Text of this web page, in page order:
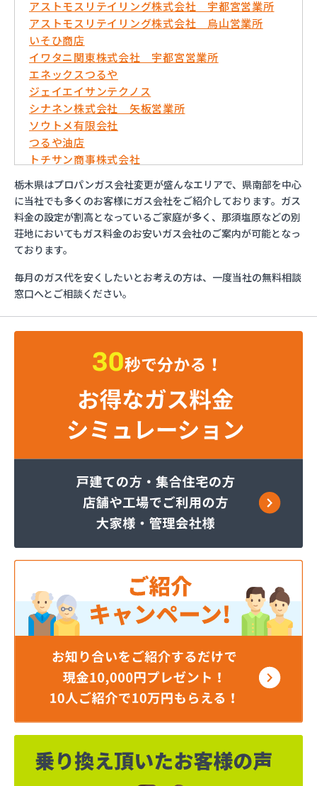
アストモスリテイリング株式会社 宇都宮営業所
アストモスリテイリング株式会社 烏山営業所
いそひ商店
イワタニ関東株式会社 宇都宮営業所
エネックスつるや
ジェイエイサンテクノス
シナネン株式会社 矢板営業所
ソウトメ有限会社
つるや油店
トチサン商事株式会社
フジオックス株式会社 宇都宮営業所
マイシティプロパンガス
ミライフ株式会社 大田原店
烏山プロパン株式会社
烏山通運株式会社プロパンガス
益田屋プロパン有限会社
横川食販株式会社 一里販売所
横川食販株式会社一里販売所
河原実業株式会社 藤岡営業所
株式会社JAエルサポート LPガス総合センター
株式会社JAエルサポート じゃすぽーと真岡SS
株式会社JAエルサポート 県東支店
株式会社JAエルサポート 日光営業所
株式会社JAエルサポート
株式会社JAエルサポート 県北支店
株式会社MIKANE
株式会社TOKAI 小山支店
株式会社TOKAI 那須支店
株式会社あいづや
株式会社イイジマ
株式会社エコファースト
株式会社エス・ケーガス
株式会社エネサンスサービス
株式会社エルピオ 宇都宮営業所
株式会社オオイデ
株式会社ガスパル 宇都宮販売所
株式会社ガスパル 那須販売所
株式会社キクチ
栃木県はプロパンガス会社変更が盛んなエリアで、県南部を中心
に当社でも多くのお客様にガス会社をご紹介しております。ガス
料金の設定が割高となっているご家庭が多く、那須塩原などの別
荘地においてもガス料金のお安いガス会社のご案内が可能となっ
ております。
毎月のガス代を安くしたいとお考えの方は、一度当社の無料相談
窓口へとご相談ください。